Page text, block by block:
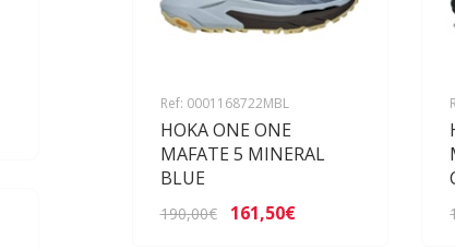
Ref: 0001168722MBL
HOKA ONE ONE
MAFATE 5 MINERAL
BLUE
190,00€ 161,50€